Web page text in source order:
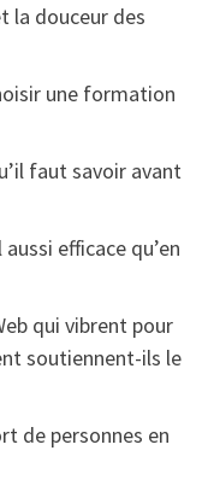
la douceur des
une formation
faut savoir avant
efficace qu’en
qui vibrent pour
soutiennent-ils le
de personnes en